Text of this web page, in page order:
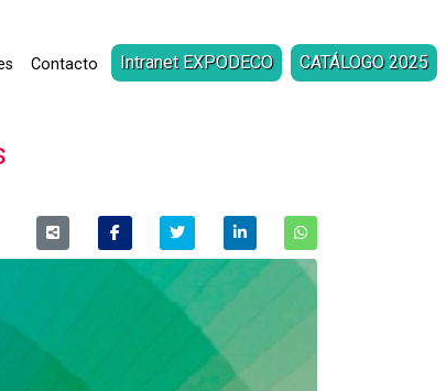
Contacto Intranet EXPODECO CATÁLOGO 2025